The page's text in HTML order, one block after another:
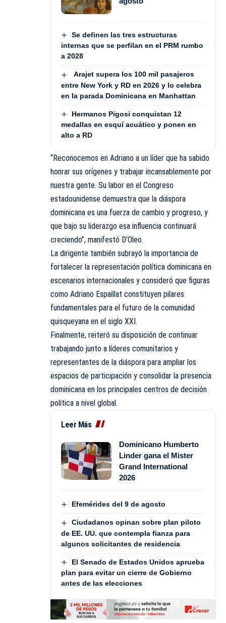
Se definen las tres estructuras
internas que se perfilan en el PRM rumbo
a 2028
Arajet supera los 100 mil pasajeros
entre New York y RD en 2026 y lo celebra
en la parada Dominicana en Manhattan
Hermanos Pigosi conquistan 12
medallas en esquí acuático y ponen en
alto a RD
“Reconocemos en Adriano a un líder que ha sabido
honrar sus orígenes y trabajar incansablemente por
nuestra gente. Su labor en el Congreso
estadounidense demuestra que la diáspora
dominicana es una fuerza de cambio y progreso, y
que bajo su liderazgo esa influencia continuará
creciendo”, manifestó D’Oleo.
La dirigente también subrayó la importancia de
fortalecer la representación política dominicana en
escenarios internacionales y consideró que figuras
como Adriano Espaillat constituyen pilares
fundamentales para el futuro de la comunidad
quisqueyana en el siglo XXI.
Finalmente, reiteró su disposición de continuar
trabajando junto a líderes comunitarios y
representantes de la diáspora para ampliar los
espacios de participación y consolidar la presencia
dominicana en los principales centros de decisión
política a nivel global.
Leer Más
Dominicano Humberto
Linder gana el Mister
Grand International
2026
Efemérides del 9 de agosto
Ciudadanos opinan sobre plan piloto
de EE. UU. que contempla fianza para
algunos solicitantes de residencia
El Senado de Estados Unidos aprueba
plan para evitar un cierre de Gobierno
antes de las elecciones